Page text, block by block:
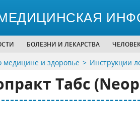
БОЛЕЗНИ И ЛЕКАРСТВА
медицине и здоровье Инструкции
Табс